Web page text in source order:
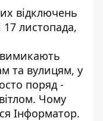
відключень
17 листопада,
та вулицям, у
поряд -
Чому
Інформатор.